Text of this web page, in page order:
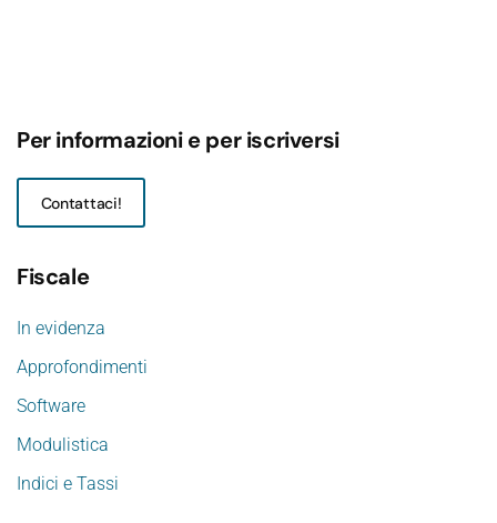
Per informazioni e per iscriversi
Contattaci!
Fiscale
In evidenza
Approfondimenti
Software
Modulistica
Indici e Tassi